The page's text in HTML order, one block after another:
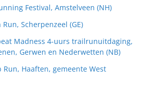
Festival, Amstelveen (NH)
Scherpenzeel (GE)
Madness 4-uurs trailrunuitdaging,
Gerwen en Nederwetten (NB)
Run, Haaften, gemeente West